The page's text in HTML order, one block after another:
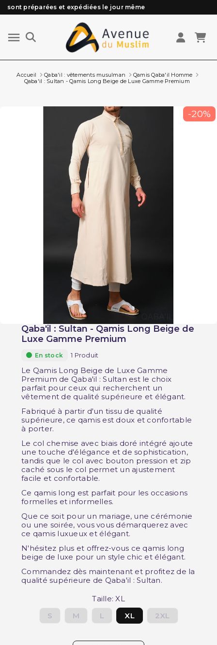
Besoin d'aide ? Retrouvez notre FAQ
Livraison offerte à partir de 89€ d'achat*
Les Commandes passées avant 15h (lun au Vend)
Accueil Qaba'il : vêtements musulman
Qamis Qaba'il Homme
Qaba'il : Sultan - Qamis Long Beige de Luxe Gamme Premium
-20%
Qaba'il : Sultan - Qamis Long Beige de
Luxe Gamme Premium
En stock 1 Produit
Le Qamis Long Beige de Luxe Gamme
Premium de Qaba'il : Sultan est le choix
parfait pour ceux qui recherchent un
vêtement de qualité supérieure et élégant.
Fabriqué à partir d'un tissu de qualité
supérieure, ce qamis est doux et confortable
à porter.
Le col chemise avec biais doré intégré ajoute
une touche d'élégance et de sophistication,
tandis que le col avec bouton pression et zip
caché sous le col permet un ajustement
facile et confortable.
Ce qamis long est parfait pour les occasions
formelles et informelles.
Que ce soit pour un mariage, une cérémonie
ou une soirée, vous vous démarquerez avec
ce qamis luxueux et élégant.
N'hésitez plus et offrez-vous ce qamis long
beige de luxe pour un style chic et élégant.
Commandez dès maintenant et profitez de la
qualité supérieure de Qaba'il : Sultan.
Taille: XL
S
M L XL 2XL